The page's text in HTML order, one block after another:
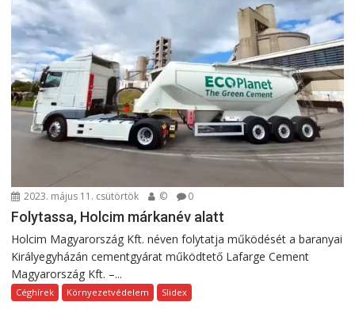
2023. május 11. csütörtök © 0
Folytassa, Holcim márkanév alatt
Holcim Magyarország Kft. néven folytatja működését a baranyai
Királyegyházán cementgyárat működtető Lafarge Cement
Magyarország Kft. –...
Céghírek Környezetvédelem Slidex